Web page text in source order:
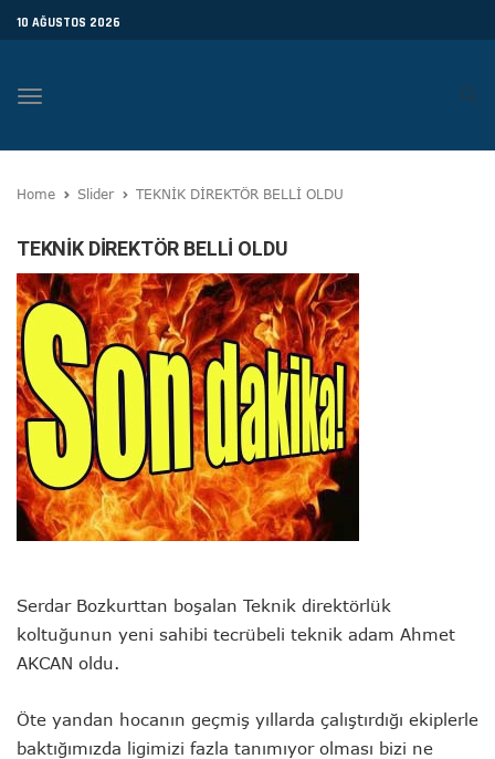
10 AĞUSTOS 2026
Toggle
Home Slider TEKNİK DİREKTÖR BELLİ OLDU
TEKNİK DİREKTÖR BELLİ OLDU
Serdar Bozkurttan boşalan Teknik direktörlük
koltuğunun yeni sahibi tecrübeli teknik adam Ahmet
AKCAN oldu.
Öte yandan hocanın geçmiş yıllarda çalıştırdığı ekiplerle
baktığımızda ligimizi fazla tanımıyor olması bizi ne